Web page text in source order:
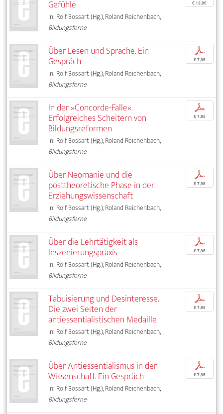
Gefühle
In: Rolf Bossart (Hg.), Roland Reichenbach,
Bildungsferne
€ 12,95
Über Lesen und Sprache. Ein
Gespräch
In: Rolf Bossart (Hg.), Roland Reichenbach,
Bildungsferne
p
€ 7,95
In der »Concorde-Falle«.
Erfolgreiches Scheitern von
Bildungsreformen
In: Rolf Bossart (Hg.), Roland Reichenbach,
Bildungsferne
p
€ 7,95
Über Neomanie und die
posttheoretische Phase in der
Erziehungswissenschaft
In: Rolf Bossart (Hg.), Roland Reichenbach,
Bildungsferne
p
€ 7,95
Über die Lehrtätigkeit als
Inszenierungspraxis
In: Rolf Bossart (Hg.), Roland Reichenbach,
Bildungsferne
p
€ 7,95
Tabuisierung und Desinteresse.
Die zwei Seiten der
antiessentialistischen Medaille
In: Rolf Bossart (Hg.), Roland Reichenbach,
Bildungsferne
p
€ 7,95
Über Antiessentialismus in der
Wissenschaft. Ein Gespräch
In: Rolf Bossart (Hg.), Roland Reichenbach,
Bildungsferne
p
€ 7,95